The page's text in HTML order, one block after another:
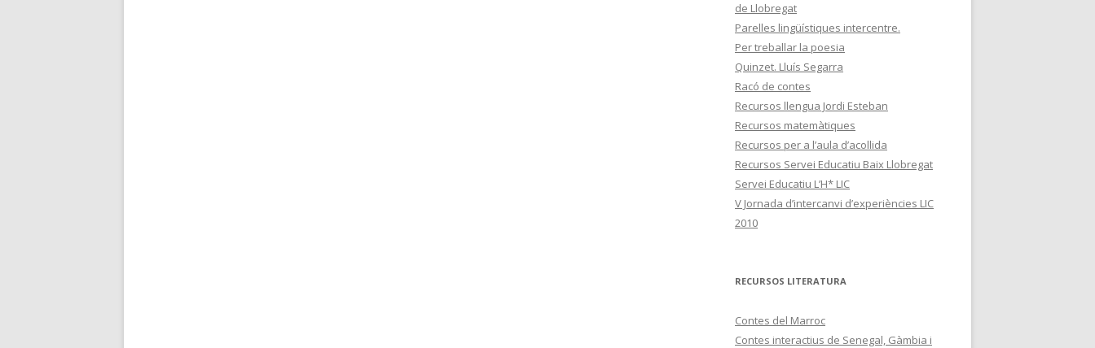
de Llobregat
Parelles lingüístiques intercentre.
Per treballar la poesia
Quinzet. Lluís Segarra
Racó de contes
Recursos llengua Jordi Esteban
Recursos matemàtiques
Recursos per a l’aula d’acollida
Recursos Servei Educatiu Baix Llobregat
Servei Educatiu L’H* LIC
V Jornada d’intercanvi d’experiències LIC
2010
RECURSOS LITERATURA
Contes del Marroc
Contes interactius de Senegal, Gàmbia i